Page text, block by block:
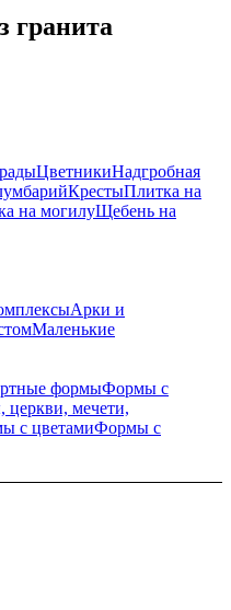
гранита
ЦветникиНадгробная
КрестыПлитка на
на могилуЩебень на
Арки и
Маленькие
формыФормы с
церкви, мечети,
с цветамиФормы с